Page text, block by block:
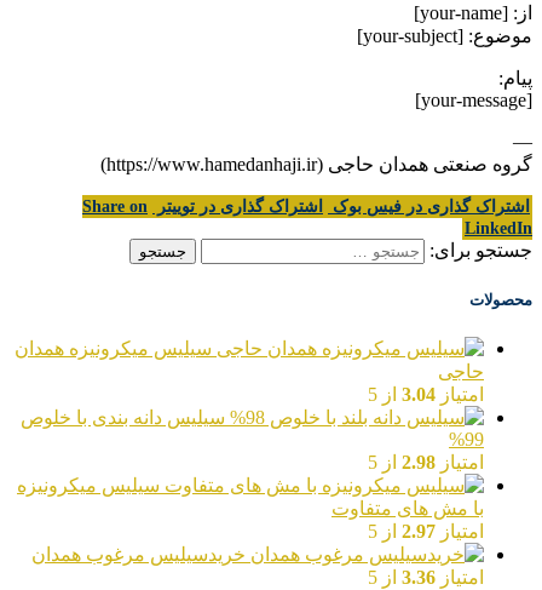
از: [your-name]
موضوع: [your-subject]
پیام:
[your-message]
—
گروه صنعتی همدان حاجی (https://www.hamedanhaji.ir)
اشتراک گذاری در فیس بوک اشتراک گذاری در توییتر
Share on
LinkedIn
جستجو برای:
محصولات
سیلیس میکرونیزه همدان
حاجی
امتیاز 3.04 از 5
سیلیس دانه بندی با خلوص
99%
امتیاز 2.98 از 5
سیلیس میکرونیزه
با مش های متفاوت
امتیاز 2.97 از 5
خریدسیلیس مرغوب همدان
امتیاز 3.36 از 5